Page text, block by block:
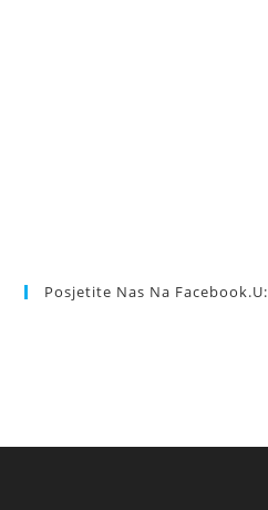
Posjetite Nas Na Facebook.u: